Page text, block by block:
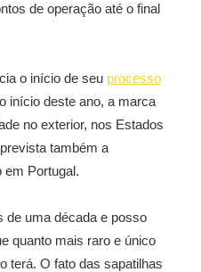
de operação até o final
o início de seu processo
início deste ano, a marca
no exterior, nos Estados
também a
em Portugal.
de uma década e posso
quanto mais raro e único
terá. O fato das sapatilhas